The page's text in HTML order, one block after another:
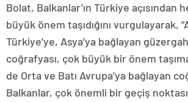
Bolat, Balkanlar’ın Türkiye açısından
büyük önem taşıdığını vurgulayarak,
Türkiye’ye, Asya’ya bağlayan
coğrafyası, çok büyük bir önem
de Orta ve Batı Avrupa’ya bağlayan
Balkanlar, çok önemli bir geçiş noktası